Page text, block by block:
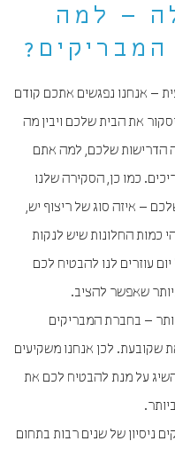
– למה
– אנחנו נפגשים אתכם קודם
את הבית שלכם ויבין מה
הדרישות שלכם, למה אתם
כמו כן, הסקירה שלנו
– איזה סוג של ריצוף יש,
כמות החלונות שיש לנקות
עוזרים לנו להבטיח לכם
שאפשר להציב.
– בחברת המבריקים
שקובעת. לכן אנחנו משקיעים
על מנת להבטיח לכם את
ניסיון של שנים רבות בתחום